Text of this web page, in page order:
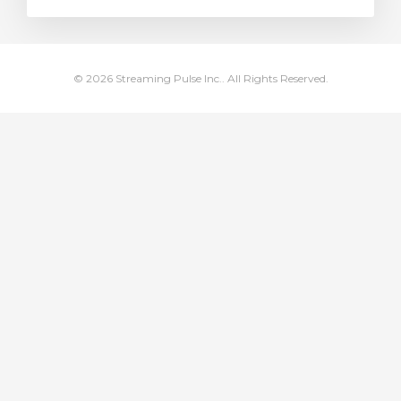
© 2026 Streaming Pulse Inc.. All Rights Reserved.